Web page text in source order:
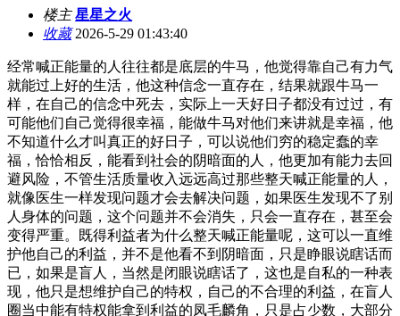
楼主 星星之火
收藏2026-5-29 01:43:40
经常喊正能量的人往往都是底层的牛马，他觉得靠自己有力气
就能过上好的生活，他这种信念一直存在，结果就跟牛马一
样，在自己的信念中死去，实际上一天好日子都没有过过，有
可能他们自己觉得很幸福，能做牛马对他们来讲就是幸福，他
不知道什么才叫真正的好日子，可以说他们穷的稳定蠢的幸
福，恰恰相反，能看到社会的阴暗面的人，他更加有能力去回
避风险，不管生活质量收入远远高过那些整天喊正能量的人，
就像医生一样发现问题才会去解决问题，如果医生发现不了别
人身体的问题，这个问题并不会消失，只会一直存在，甚至会
变得严重。既得利益者为什么整天喊正能量呢，这可以一直维
护他自己的利益，并不是他看不到阴暗面，只是睁眼说瞎话而
已，如果是盲人，当然是闭眼说瞎话了，这也是自私的一种表
现，他只是想维护自己的特权，自己的不合理的利益，在盲人
圈当中能有特权能拿到利益的凤毛麟角，只是占少数，大部分